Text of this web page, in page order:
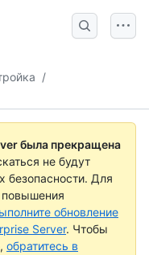
/
была прекращена
не будут
безопасности. Для
повышения
обновление
Server. Чтобы
обратитесь в